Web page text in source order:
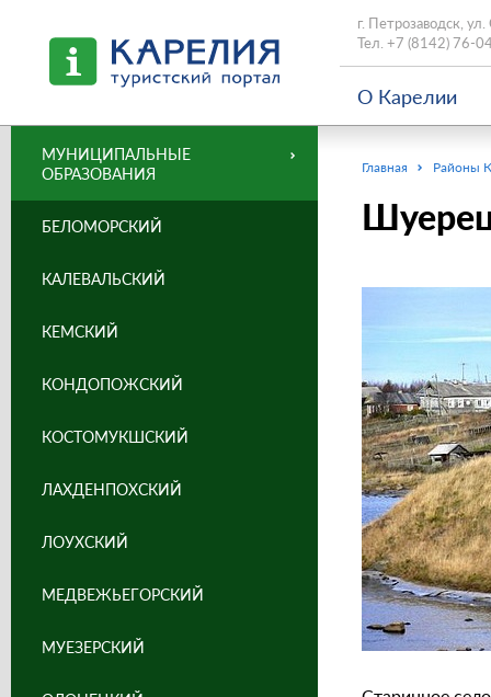
г. Петрозаводск,
Тел. +7 (8142) 76-
О Карелии
Главная Районы
МУНИЦИПАЛЬНЫЕ
ОБРАЗОВАНИЯ
БЕЛОМОРСКИЙ
КАЛЕВАЛЬСКИЙ
КЕМСКИЙ
КОНДОПОЖСКИЙ
КОСТОМУКШСКИЙ
ЛАХДЕНПОХСКИЙ
ЛОУХСКИЙ
МЕДВЕЖЬЕГОРСКИЙ
МУЕЗЕРСКИЙ